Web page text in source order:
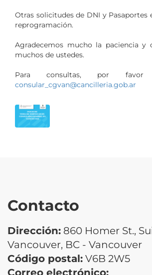
Otras solicitudes de DNI y Pasaportes
reprogramación.
Agradecemos mucho la paciencia y
muchos de ustedes.
Para consultas, por
consular_cgvan@cancilleria.gob.ar
Contacto
Dirección: 860 Homer St.,
Vancouver, BC - Vancouver
Código postal: V6B 2W5
Correo electrónico: